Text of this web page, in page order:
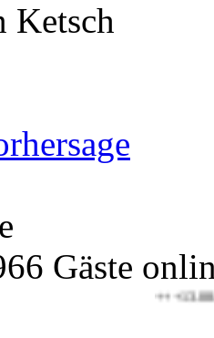
Ketsch
Gäste
+++13.08.2026-